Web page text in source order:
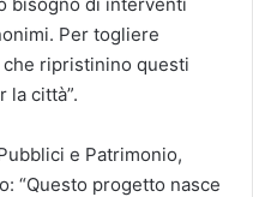
Per togliere
che ripristinino questi
la città”.
e Patrimonio,
“Questo progetto nasce